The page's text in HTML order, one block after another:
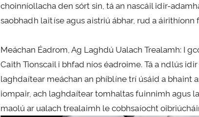
choinníollacha den sórt sin, tá an nascáil idir-
saobhadh laitíse agus aistriú ábhar, rud a
Meáchan Éadrom, Ag Laghdú Ualach Trealamh: I
Caith Tionscail i bhfad níos éadroime. Tá a ndlús
laghdaítear meáchan an phíblíne trí úsáid a bhaint
iompair, ach laghdaítear tomhaltas fuinnimh agus
maolú ar ualach trealaimh le cobhsaíocht